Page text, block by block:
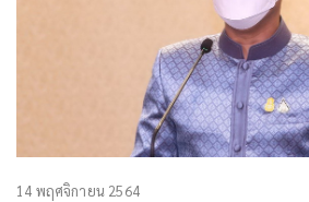
14 พฤศจิกายน 2564